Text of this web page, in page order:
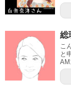
総
こ
と